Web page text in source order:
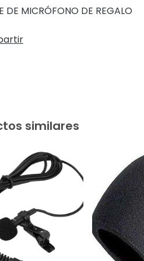
DE MICRÓFONO DE REGALO
similares